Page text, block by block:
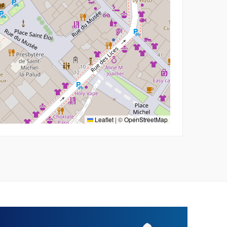
Leaflet | ©OpenStreetMap